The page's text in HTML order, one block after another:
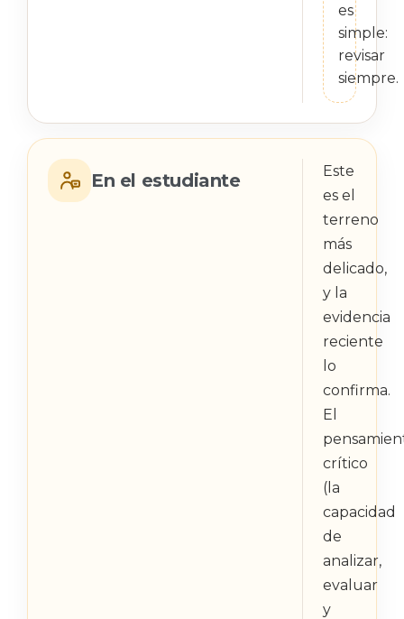
es
simple:
revisar
siempre.
En el estudiante
Este
es el
terreno
más
delicado,
y la
evidencia
reciente
lo
confirma.
El
crítico
(la
capacidad
de
analizar,
evaluar
y